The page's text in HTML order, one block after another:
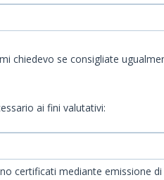
mi chiedevo se consigliate
ai fini valutativi:
certificati mediante emissione